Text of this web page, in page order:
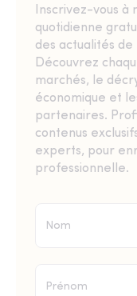
Inscrivez-vous
quotidienne
des actualités
Découvrez
marchés, le
économique et
partenaires.
contenus
experts, pour
professionnelle.